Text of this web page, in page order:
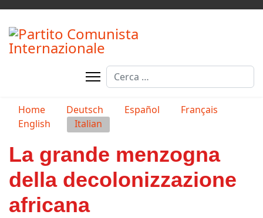
Cerca
Seleziona la tua lingua
Home Deutsch Español
Français
English
Italian
La grande menzogna
della decolonizzazione
africana